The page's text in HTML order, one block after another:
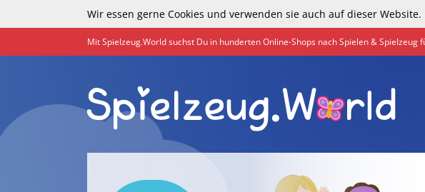
Wir essen gerne Cookies und verwenden sie auch auf dieser
Mit Spielzeug.World suchst Du in hunderten Online-Shops nach Spielen & Spielzeug